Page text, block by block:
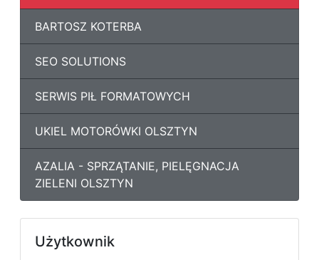
BARTOSZ KOTERBA
SEO SOLUTIONS
SERWIS PIŁ FORMATOWYCH
UKIEL MOTORÓWKI OLSZTYN
AZALIA - SPRZĄTANIE, PIELĘGNACJA
ZIELENI OLSZTYN
Użytkownik